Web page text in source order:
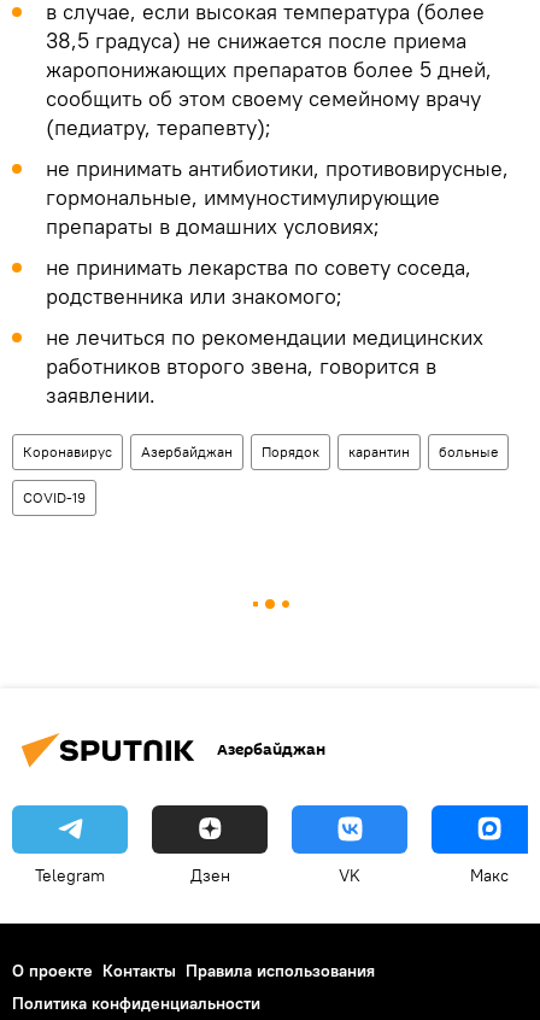
в случае, если высокая температура (более
38,5 градуса) не снижается после приема
жаропонижающих препаратов более 5 дней,
сообщить об этом своему семейному врачу
(педиатру, терапевту);
не принимать антибиотики, противовирусные,
гормональные, иммуностимулирующие
препараты в домашних условиях;
не принимать лекарства по совету соседа,
родственника или знакомого;
не лечиться по рекомендации медицинских
работников второго звена, говорится в
заявлении.
Коронавирус Азербайджан Порядок карантин больные
COVID-19
Азербайджан
Telegram Дзен VK Макс
О проекте Контакты Правила использования
Политика конфиденциальности